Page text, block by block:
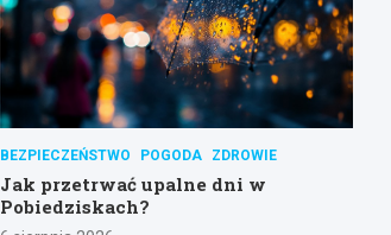
BEZPIECZEŃSTWO POGODA ZDROWIE
Jak przetrwać upalne dni w
Pobiedziskach?